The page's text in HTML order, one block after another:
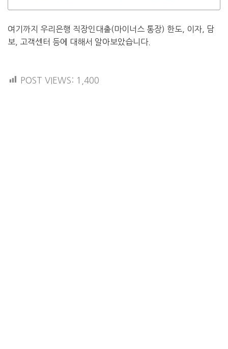
여기까지 우리은행 직장인대출(마이너스 통장) 한도, 이자, 담
보, 고객센터 등에 대해서 알아보았습니다.
POST VIEWS: 1,400